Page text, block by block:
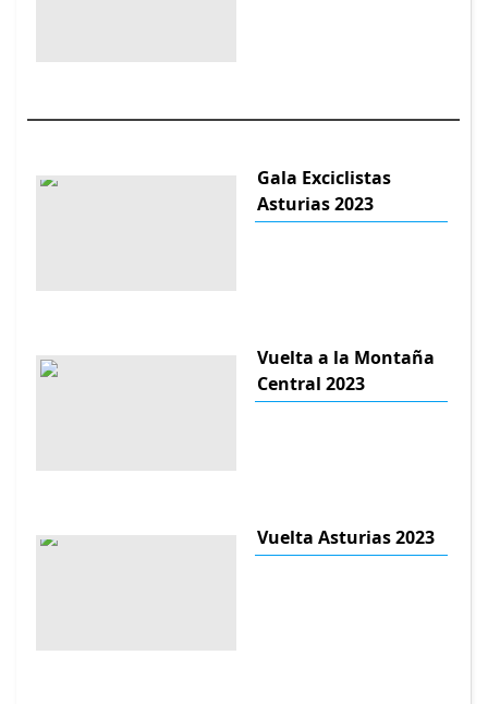
Gala Exciclistas
Asturias 2023
Vuelta a la Montaña
Central 2023
Vuelta Asturias 2023